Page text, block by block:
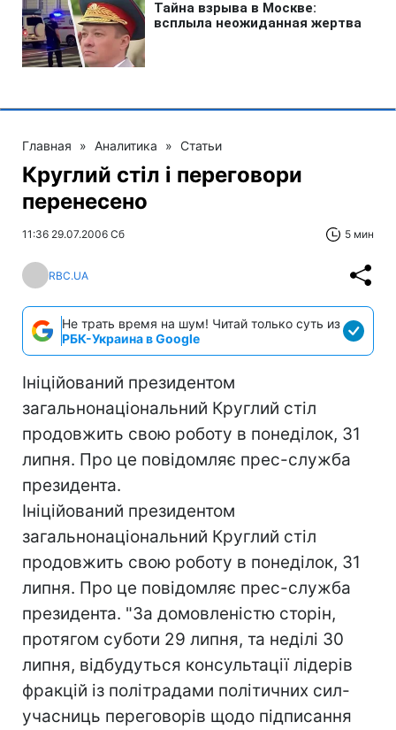
Главная » Аналитика » Статьи
Круглий стіл і переговори
перенесено
11:36 29.07.2006 Сб 5 мин
RBC.UA
Не трать время на шум! Читай только суть из
РБК-Украина в Google
Ініційований президентом
загальнонаціональний Круглий стіл
продовжить свою роботу в понеділок, 31
липня. Про це повідомляє прес-служба
президента.
Ініційований президентом
загальнонаціональний Круглий стіл
продовжить свою роботу в понеділок, 31
липня. Про це повідомляє прес-служба
президента. "За домовленістю сторін,
протягом суботи 29 липня, та неділі 30
липня, відбудуться консультації лідерів
фракцій із політрадами політичних сил-
учасниць переговорів щодо підписання